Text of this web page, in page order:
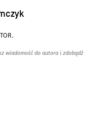
wiadomość do autora i zdobądź